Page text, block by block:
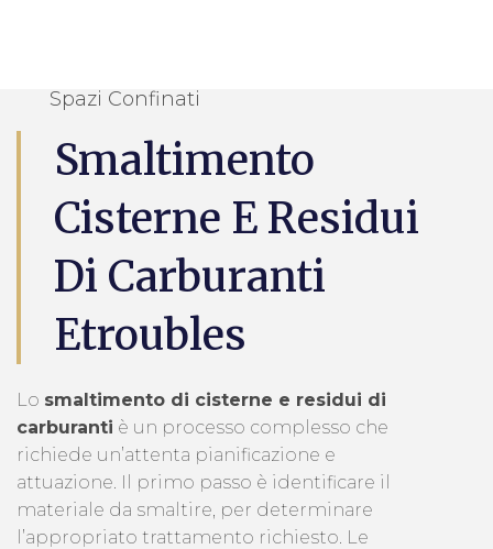
Spazi Confinati
Smaltimento
Cisterne E Residui
Di Carburanti
Etroubles
Lo smaltimento di cisterne e residui di
carburanti è un processo complesso che
richiede un’attenta pianificazione e
attuazione. Il primo passo è identificare il
materiale da smaltire, per determinare
l’appropriato trattamento richiesto. Le